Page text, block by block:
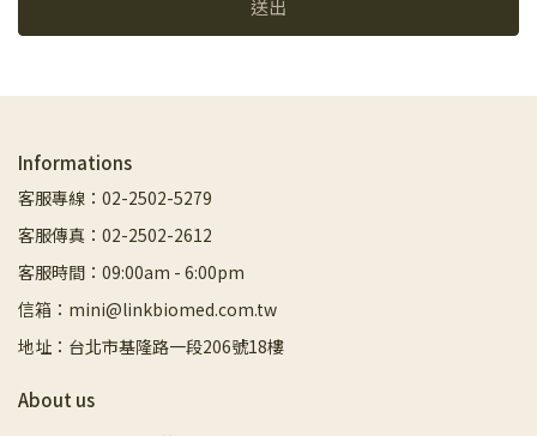
送出
Informations
客服專線：02-2502-5279
客服傳真：02-2502-2612
客服時間：09:00am - 6:00pm
信箱：mini@linkbiomed.com.tw
地址：台北市基隆路一段206號18樓
About us